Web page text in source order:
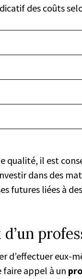
des coûts
qualité, il est
dans des
futures liées à
d’effectuer eux-
faire appel à un